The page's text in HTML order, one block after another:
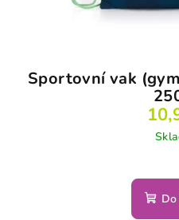
Sportovní vak